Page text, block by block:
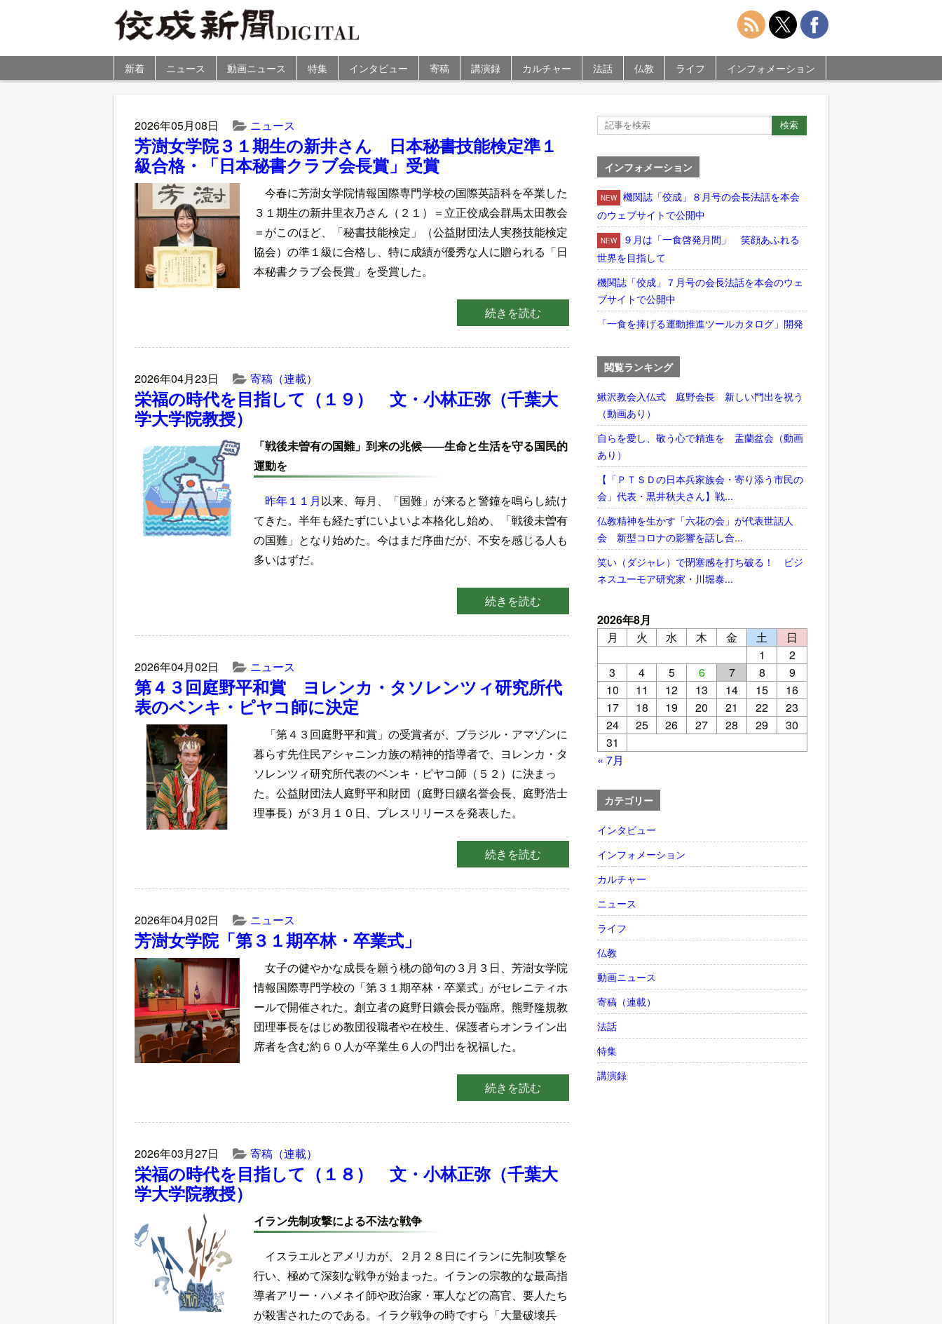
新着 ニュース 動画ニュース 特集 インタビュー 寄稿 講演録 カルチャー 法話 仏教 ライフ インフォメーション
2026年05月08日 ニュース
芳澍女学院３１期生の新井さん 日本秘書技能検定準１
級合格・「日本秘書クラブ会長賞」受賞
今春に芳澍女学院情報国際専門学校の国際英語科を卒業した
３１期生の新井里衣乃さん（２１）＝立正佼成会群馬太田教会
＝がこのほど、「秘書技能検定」（公益財団法人実務技能検定
協会）の準１級に合格し、特に成績が優秀な人に贈られる「日
本秘書クラブ会長賞」を受賞した。
続きを読む
2026年04月23日 寄稿（連載）
栄福の時代を目指して（１９） 文・小林正弥（千葉大
学大学院教授）
「戦後未曽有の国難」到来の兆候――生命と生活を守る国民的
運動を
昨年１１月以来、毎月、「国難」が来ると警鐘を鳴らし続け
てきた。半年も経たずにいよいよ本格化し始め、「戦後未曽有
の国難」となり始めた。今はまだ序曲だが、不安を感じる人も
多いはずだ。
続きを読む
2026年04月02日 ニュース
第４３回庭野平和賞 ヨレンカ・タソレンツィ研究所代
表のベンキ・ピヤコ師に決定
「第４３回庭野平和賞」の受賞者が、ブラジル・アマゾンに
暮らす先住民アシャニンカ族の精神的指導者で、ヨレンカ・タ
ソレンツィ研究所代表のベンキ・ピヤコ師（５２）に決まっ
た。公益財団法人庭野平和財団（庭野日鑛名誉会長、庭野浩士
理事長）が３月１０日、プレスリリースを発表した。
続きを読む
2026年04月02日 ニュース
芳澍女学院「第３１期卒林・卒業式」
女子の健やかな成長を願う桃の節句の３月３日、芳澍女学院
情報国際専門学校の「第３１期卒林・卒業式」がセレニティホ
ールで開催された。創立者の庭野日鑛会長が臨席。熊野隆規教
団理事長をはじめ教団役職者や在校生、保護者らオンライン出
席者を含む約６０人が卒業生６人の門出を祝福した。
続きを読む
2026年03月27日 寄稿（連載）
栄福の時代を目指して（１８） 文・小林正弥（千葉大
学大学院教授）
イラン先制攻撃による不法な戦争
イスラエルとアメリカが、２月２８日にイランに先制攻撃を
行い、極めて深刻な戦争が始まった。イランの宗教的な最高指
導者アリー・ハメネイ師や政治家・軍人などの高官、要人たち
が殺害されたのである。イラク戦争の時ですら「大量破壊兵
インフォメーション
NEW
機関誌「佼成」８月号の会長法話を本会
のウェブサイトで公開中
NEW
９月は「一食啓発月間」 笑顔あふれる
世界を目指して
機関誌「佼成」７月号の会長法話を本会のウェ
ブサイトで公開中
「一食を捧げる運動推進ツールカタログ」開発
閲覧ランキング
鰍沢教会入仏式 庭野会長 新しい門出を祝う
（動画あり）
自らを愛し、敬う心で精進を 盂蘭盆会（動画
あり）
【「ＰＴＳＤの日本兵家族会・寄り添う市民の
会」代表・黒井秋夫さん】戦...
仏教精神を生かす「六花の会」が代表世話人
会 新型コロナの影響を話し合...
笑い（ダジャレ）で閉塞感を打ち破る！ ビジ
ネスユーモア研究家・川堀泰...
2026年8月
月
火 水 木 金 土
日
1
2
3
4 5 6 7 8
9
10
11 12 13 14 15
16
17
18 19 20 21 22
23
24
25 26 27 28 29
30
31
« 7月
カテゴリー
インタビュー
インフォメーション
カルチャー
ニュース
ライフ
仏教
動画ニュース
寄稿（連載）
法話
特集
講演録